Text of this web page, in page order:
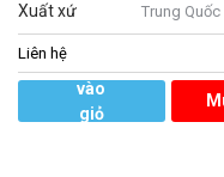
Xuất xứ Trung Quốc
Liên hệ
vào
giỏ